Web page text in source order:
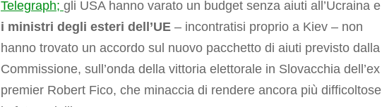
Telegraph; gli USA hanno varato un budget senza aiuti all’Ucraina e
i ministri degli esteri dell’UE – incontratisi proprio a Kiev – non
hanno trovato un accordo sul nuovo pacchetto di aiuti previsto dalla
Commissione, sull’onda della vittoria elettorale in Slovacchia dell’ex
premier Robert Fico, che minaccia di rendere ancora più difficoltose